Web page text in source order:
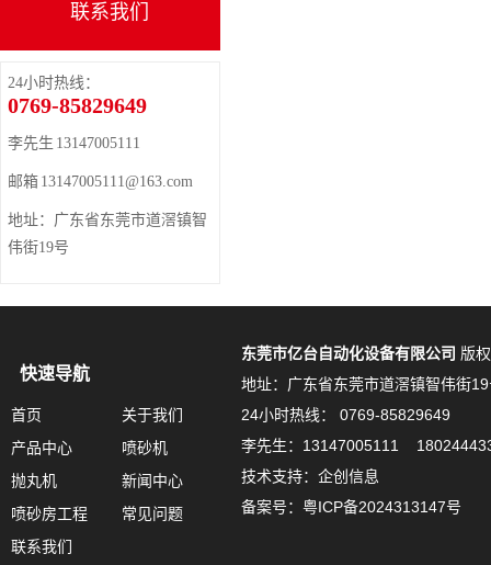
联系我们
24小时热线：
0769-85829649
李先生 13147005111
邮箱 13147005111@163.com
地址：广东省东莞市道滘镇智
伟街19号
快速导航
首页
关于我们
产品中心
喷砂机
抛丸机
新闻中心
喷砂房工程
常见问题
联系我们
东莞市亿台自动化设备有限公司 版
地址：广东省东莞市道滘镇智伟街
24小时热线： 0769-85829649
李先生：13147005111
技术支持：企创信息
备案号： 粤ICP备2024313147号